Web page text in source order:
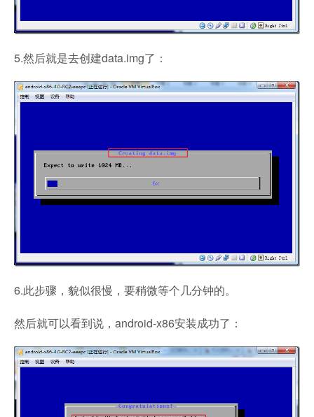
5.然后就是去创建data.img了：
6.此步骤，貌似很慢，要稍微等个几分钟的。
然后就可以看到说，android-x86安装成功了：